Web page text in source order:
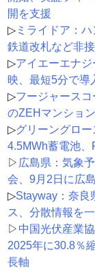
開を支援
▷ミライドア：ハ
鉄道改札など非
▷アイエーエナ
映、最短5分で導
▷フージャース
のZEHマンショ
▷グリーングロ
4.5MWh蓄電池
▷ 広島県：気象
会、9月2日に広
▷Stayway：奈良
ス、分散情報を
▷ 中国光伏産業
2025年に30.8％
長軸